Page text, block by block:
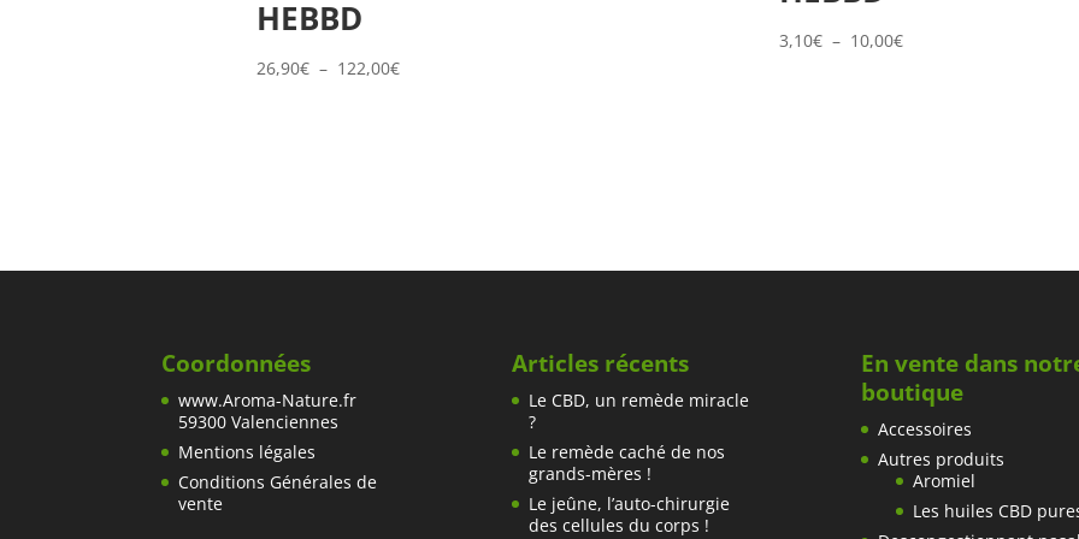
HEBBD
26,90€ – 122,00€Plage
3,10€ – 10,00€Plage
Coordonnées
www.Aroma-Nature.fr
59300 Valenciennes
Mentions légales
Conditions Générales de
vente
Articles récents
Le CBD, un remède miracle
?
Le remède caché de nos
grands-mères !
Le jeûne, l’auto-chirurgie
des cellules du corps !
En vente dans
boutique
Accessoires
Autres produits
Aromiel
Les huiles CBD